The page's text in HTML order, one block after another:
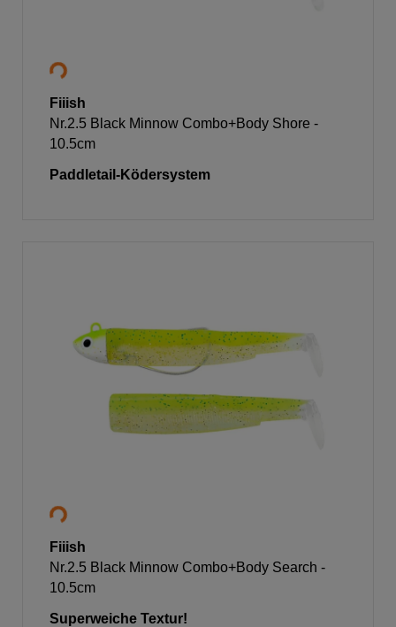
Fiiish
Nr.2.5 Black Minnow Combo+Body Shore -
10.5cm
Paddletail-Ködersystem
Fiiish
Nr.2.5 Black Minnow Combo+Body Search -
10.5cm
Superweiche Textur!